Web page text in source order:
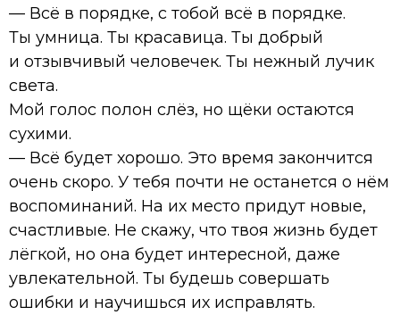
— Всё в порядке, с тобой всё в порядке.
Ты умница. Ты красавица. Ты добрый
и отзывчивый человечек. Ты нежный лучик
света.
Мой голос полон слёз, но щёки остаются
сухими.
— Всё будет хорошо. Это время закончится
очень скоро. У тебя почти не останется о нём
воспоминаний. На их место придут новые,
счастливые. Не скажу, что твоя жизнь будет
лёгкой, но она будет интересной, даже
увлекательной. Ты будешь совершать
ошибки и научишься их исправлять.